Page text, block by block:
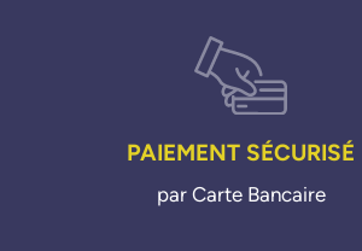
PAIEMENT SÉCURISÉ
par Carte Bancaire